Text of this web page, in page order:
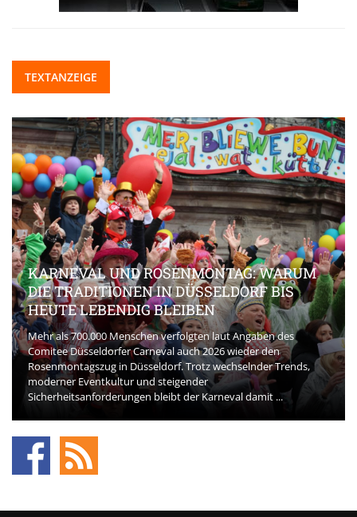
TEXTANZEIGE
KARNEVAL UND ROSENMONTAG: WARUM
DIE TRADITIONEN IN DÜSSELDORF BIS
HEUTE LEBENDIG BLEIBEN
Mehr als 700.000 Menschen verfolgten laut Angaben des
Comitee Düsseldorfer Carneval auch 2026 wieder den
Rosenmontagszug in Düsseldorf. Trotz wechselnder Trends,
moderner Eventkultur und steigender
Sicherheitsanforderungen bleibt der Karneval damit ...